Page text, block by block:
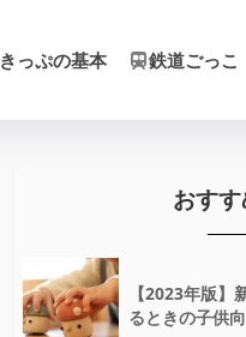
きっぷの基本 鉄道ごっこ
おす
【2023年版】
るときの子供